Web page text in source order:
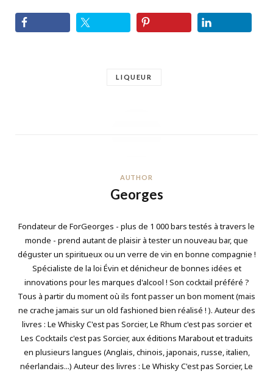
LIQUEUR
AUTHOR
Georges
Fondateur de ForGeorges - plus de 1 000 bars testés à travers le
monde - prend autant de plaisir à tester un nouveau bar, que
déguster un spiritueux ou un verre de vin en bonne compagnie !
Spécialiste de la loi Évin et dénicheur de bonnes idées et
innovations pour les marques d'alcool ! Son cocktail préféré ?
Tous à partir du moment où ils font passer un bon moment (mais
ne crache jamais sur un old fashioned bien réalisé ! ). Auteur des
livres : Le Whisky C'est pas Sorcier, Le Rhum c'est pas sorcier et
Les Cocktails c'est pas Sorcier, aux éditions Marabout et traduits
en plusieurs langues (Anglais, chinois, japonais, russe, italien,
néerlandais...) Auteur des livres : Le Whisky C'est pas Sorcier, Le